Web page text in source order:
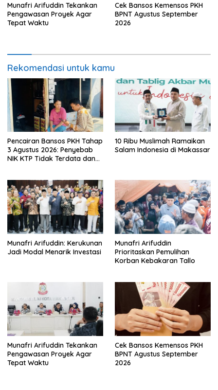
Munafri Arifuddin Tekankan
Pengawasan Proyek Agar
Tepat Waktu
Cek Bansos Kemensos PKH
BPNT Agustus September
2026
Rekomendasi untuk kamu
Pencairan Bansos PKH Tahap
3 Agustus 2026: Penyebab
NIK KTP Tidak Terdata dan
10 Ribu Muslimah Ramaikan
Salam Indonesia di Makassar
Munafri Arifuddin: Kerukunan
Jadi Modal Menarik Investasi
Munafri Arifuddin
Prioritaskan Pemulihan
Korban Kebakaran Tallo
Munafri Arifuddin Tekankan
Pengawasan Proyek Agar
Tepat Waktu
Cek Bansos Kemensos PKH
BPNT Agustus September
2026